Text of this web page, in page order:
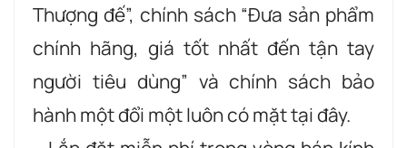
Thượng đế”, chính sách “Đưa sản phẩm
chính hãng, giá tốt nhất đến tận tay
người tiêu dùng” và chính sách bảo
hành một đổi một luôn có mặt tại đây.